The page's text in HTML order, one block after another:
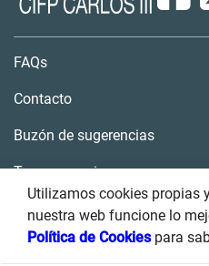
Utilizamos cookies propias
nuestra web funcione lo
Política de Cookiespara
FAQs
Contacto
Buzón de sugerencias
Transparencia
Condiciones de uso